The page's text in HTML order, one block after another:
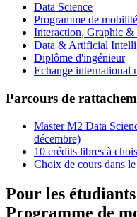
Data Science
Programme de
Interaction, Graphic &
Data & Artificial
Diplôme d'ingénieur
Echange international
Parcours de
Master M2 Data
décembre)
10 crédits libres à
Choix de cours dans
Pour les
Programme de